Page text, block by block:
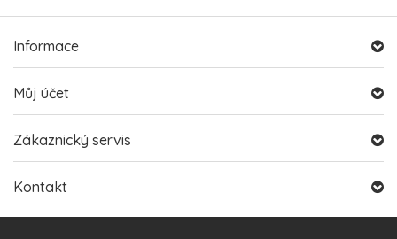
Informace
Můj účet
Zákaznický servis
Kontakt